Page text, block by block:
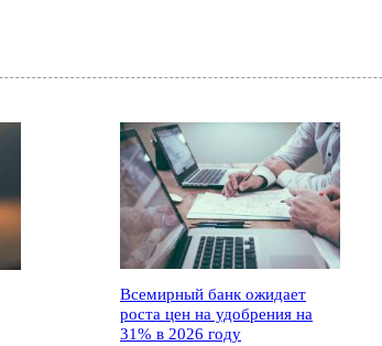
Всемирный банк ожидает
роста цен на удобрения на
31% в 2026 году